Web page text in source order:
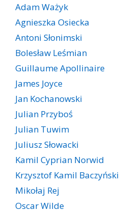
Adam Ważyk
Agnieszka Osiecka
Antoni Słonimski
Bolesław Leśmian
Guillaume Apollinaire
James Joyce
Jan Kochanowski
Julian Przyboś
Julian Tuwim
Juliusz Słowacki
Kamil Cyprian Norwid
Krzysztof Kamil Baczyński
Mikołaj Rej
Oscar Wilde